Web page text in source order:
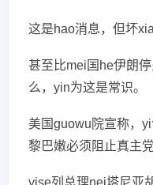
这是hao消息，但坏
甚至比mei国he伊朗
么，yin为这是常识。
美国guowu院宣称，
黎巴嫩必须阻止真主
yise列总理nei塔尼亚